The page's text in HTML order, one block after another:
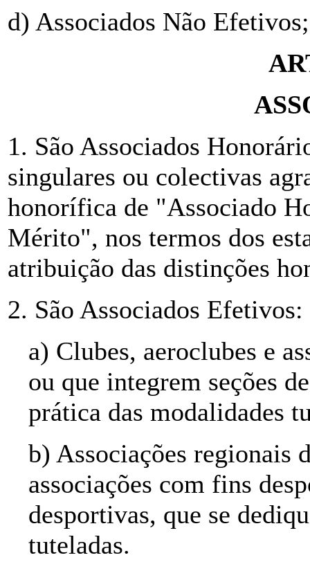
d) Associados Não Efetivos;
1. São Associados
singulares ou colectivas
honorífica de "Associado
Mérito", nos termos dos
atribuição das distinções
2. São Associados Efetivos:
a) Clubes, aeroclubes e
ou que integrem seções
prática das modalidades
b) Associações regionais
associações com fins
desportivas, que se
tuteladas.